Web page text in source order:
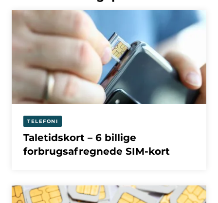
TELEFONI
Taletidskort – 6 billige
forbrugsafregnede SIM-kort